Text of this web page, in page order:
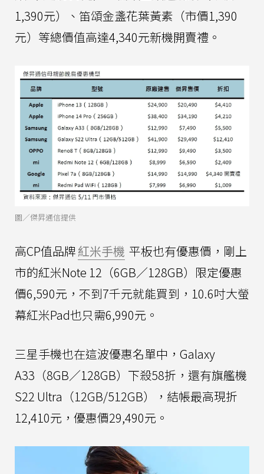
1,390元）、笛頌金盞花葉黃素（市價1,390
元）等總價值高達4,340元新機開賣禮。
圖／傑昇通信提供
高CP值品牌紅米手機 平板也有優惠價，剛上
市的紅米Note 12（6GB／128GB）限定優惠
價6,590元，不到7千元就能買到，10.6吋大螢
幕紅米Pad也只需6,990元。
三星手機也在這波優惠名單中，Galaxy
A33（8GB／128GB）下殺58折，還有旗艦機
S22 Ultra（12GB/512GB），結帳最高現折
12,410元，優惠價29,490元。